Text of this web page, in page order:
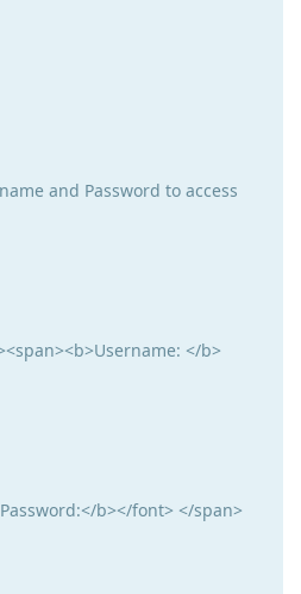
and Password to access
</b>
b></font> </span>